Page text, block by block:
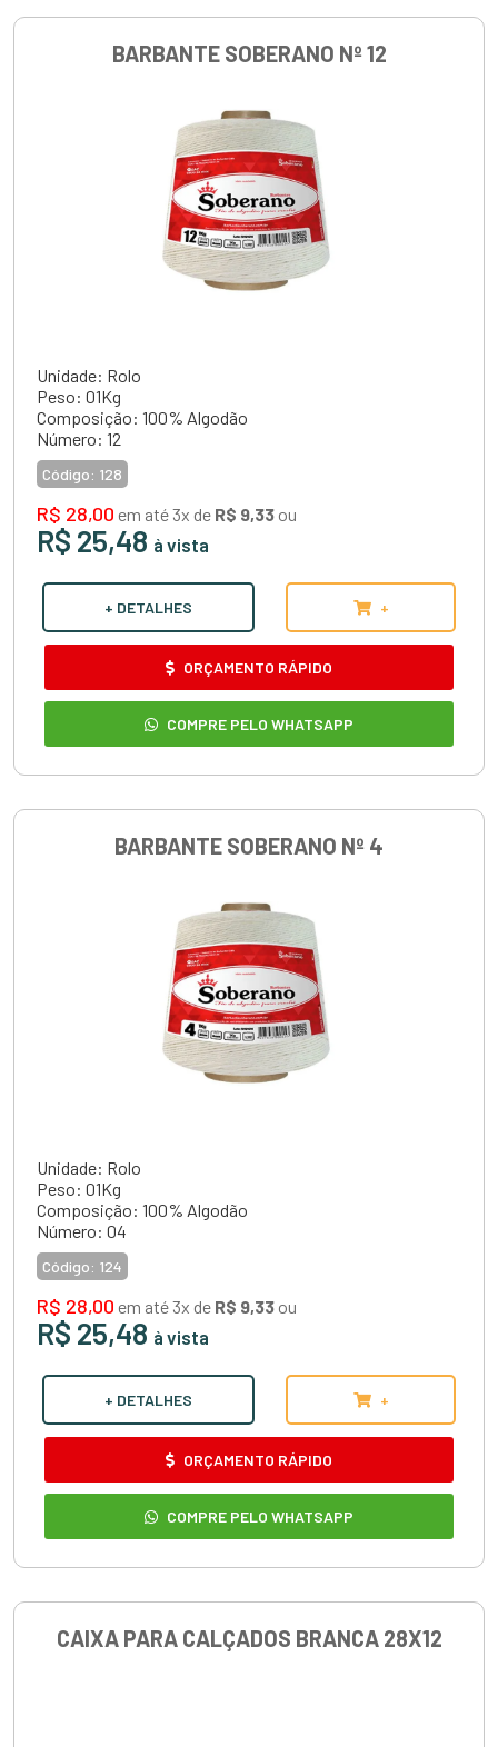
BARBANTE SOBERANO Nº 12
Unidade: Rolo
Peso: 01Kg
Composição: 100% Algodão
Número: 12
Código: 128
R$ 28,00 em até 3x de R$ 9,33 ou
R$ 25,48 à vista
+ DETALHES +
ORÇAMENTO RÁPIDO
COMPRE PELO WHATSAPP
BARBANTE SOBERANO Nº 4
Unidade: Rolo
Peso: 01Kg
Composição: 100% Algodão
Número: 04
Código: 124
R$ 28,00 em até 3x de R$ 9,33 ou
R$ 25,48 à vista
+ DETALHES +
ORÇAMENTO RÁPIDO
COMPRE PELO WHATSAPP
CAIXA PARA CALÇADOS BRANCA 28X12